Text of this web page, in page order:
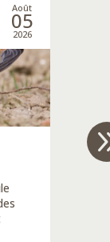
Août
05
2026